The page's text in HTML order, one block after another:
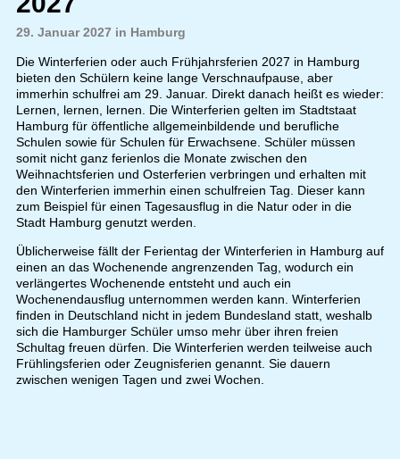
29. Januar 2027 in Hamburg
Die Winterferien oder auch Frühjahrsferien 2027 in Hamburg
bieten den Schülern keine lange Verschnaufpause, aber
immerhin schulfrei am 29. Januar. Direkt danach heißt es wieder:
Lernen, lernen, lernen. Die Winterferien gelten im Stadtstaat
Hamburg für öffentliche allgemeinbildende und berufliche
Schulen sowie für Schulen für Erwachsene. Schüler müssen
somit nicht ganz ferienlos die Monate zwischen den
Weihnachtsferien und Osterferien verbringen und erhalten mit
den Winterferien immerhin einen schulfreien Tag. Dieser kann
zum Beispiel für einen Tagesausflug in die Natur oder in die
Stadt Hamburg genutzt werden.
Üblicherweise fällt der Ferientag der Winterferien in Hamburg auf
einen an das Wochenende angrenzenden Tag, wodurch ein
verlängertes Wochenende entsteht und auch ein
Wochenendausflug unternommen werden kann. Winterferien
finden in Deutschland nicht in jedem Bundesland statt, weshalb
sich die Hamburger Schüler umso mehr über ihren freien
Schultag freuen dürfen. Die Winterferien werden teilweise auch
Frühlingsferien oder Zeugnisferien genannt. Sie dauern
zwischen wenigen Tagen und zwei Wochen.